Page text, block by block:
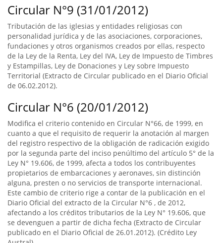
Circular N°9 (31/01/2012)
Tributación de las iglesias y entidades religiosas con
personalidad jurídica y de las asociaciones, corporaciones,
fundaciones y otros organismos creados por ellas, respecto
de la Ley de la Renta, Ley del IVA, Ley de Impuesto de Timbres
y Estampillas, Ley de Donaciones y Ley sobre Impuesto
Territorial (Extracto de Circular publicado en el Diario Oficial
de 06.02.2012).
Circular N°6 (20/01/2012)
Modifica el criterio contenido en Circular N°66, de 1999, en
cuanto a que el requisito de requerir la anotación al margen
del registro respectivo de la obligación de radicación exigido
por la segunda parte del inciso penúltimo del artículo 5° de la
Ley N° 19.606, de 1999, afecta a todos los contribuyentes
propietarios de embarcaciones y aeronaves, sin distinción
alguna, presten o no servicios de transporte internacional.
Este cambio de criterio rige a contar de la publicación en el
Diario Oficial del extracto de la Circular N°6 , de 2012,
afectando a los créditos tributarios de la Ley N° 19.606, que
se devenguen a partir de dicha fecha (Extracto de Circular
publicado en el Diario Oficial de 26.01.2012). (Crédito Ley